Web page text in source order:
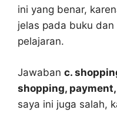
ini yang benar,
jelas pada buku
pelajaran.
Jawaban c.
shopping,
saya ini juga salah,